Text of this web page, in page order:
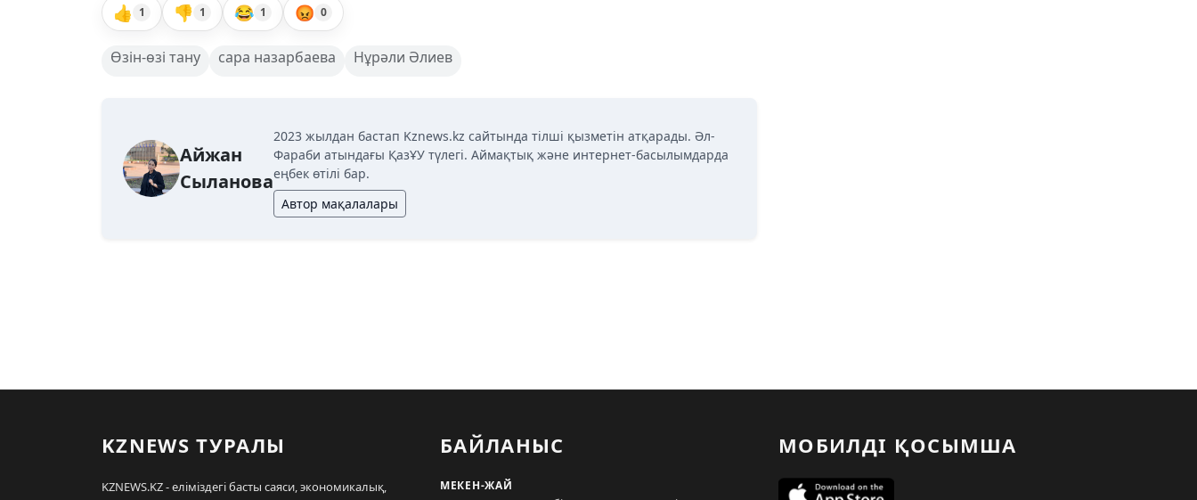
👍 1 👎 1 😂 1 😡 0
Өзін-өзі тану сара назарбаева Нұрәли Әлиев
Айжан
Сыланова
2023 жылдан бастап Kznews.kz сайтында тілші қызметін атқарады. Әл-
Фараби атындағы ҚазҰУ түлегі. Аймақтық және интернет-басылымдарда
еңбек өтілі бар.
Автор мақалалары
KZNEWS ТУРАЛЫ
KZNEWS.KZ - еліміздегі басты саяси, экономикалық,
БАЙЛАНЫС
МЕКЕН-ЖАЙ
МОБИЛДІ ҚОСЫМША